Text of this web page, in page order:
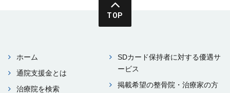
TOP
ホーム
通院⽀援⾦とは
治療院を検索
SDカード保持者に対する優遇サ
ービス
掲載希望の整⾻院・治療家の⽅